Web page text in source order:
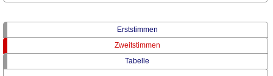
Erststimmen
Zweitstimmen
Tabelle